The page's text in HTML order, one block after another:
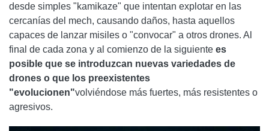
desde simples "kamikaze" que intentan explotar en las
cercanías del mech, causando daños, hasta aquellos
capaces de lanzar misiles o "convocar" a otros drones. Al
final de cada zona y al comienzo de la siguiente es
posible que se introduzcan nuevas variedades de
drones o que los preexistentes
"evolucionen"volviéndose más fuertes, más resistentes o
agresivos.